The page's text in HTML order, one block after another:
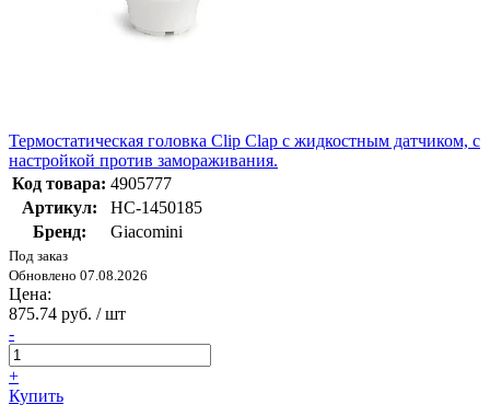
Термостатическая головка Clip Clap с жидкостным датчиком, с
настройкой против замораживания.
Код товара: 4905777
Артикул:
НС-1450185
Бренд:
Giacomini
Под заказ
Обновлено 07.08.2026
Цена:
875.74 руб. / шт
-
+
Купить